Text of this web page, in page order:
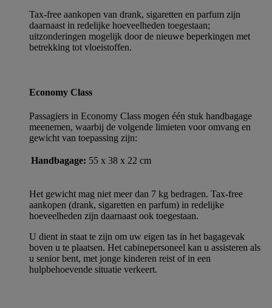
Tax-free aankopen van drank, sigaretten en parfum zijn
daarnaast in redelijke hoeveelheden toegestaan;
uitzonderingen mogelijk door de nieuwe beperkingen met
betrekking tot vloeistoffen.
Economy Class
Passagiers in Economy Class mogen één stuk handbagage
meenemen, waarbij de volgende limieten voor omvang en
gewicht van toepassing zijn:
Handbagage: 55 x 38 x 22 cm
Het gewicht mag niet meer dan 7 kg bedragen. Tax-free
aankopen (drank, sigaretten en parfum) in redelijke
hoeveelheden zijn daarnaast ook toegestaan.
U dient in staat te zijn om uw eigen tas in het bagagevak
boven u te plaatsen. Het cabinepersoneel kan u assisteren als
u senior bent, met jonge kinderen reist of in een
hulpbehoevende situatie verkeert.